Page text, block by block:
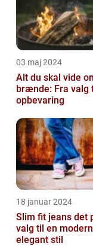
03 maj 2024
Alt du skal vide
brænde: Fra valg
opbevaring
18 januar 2024
Slim fit jeans det perfekte
valg til en
elegant stil